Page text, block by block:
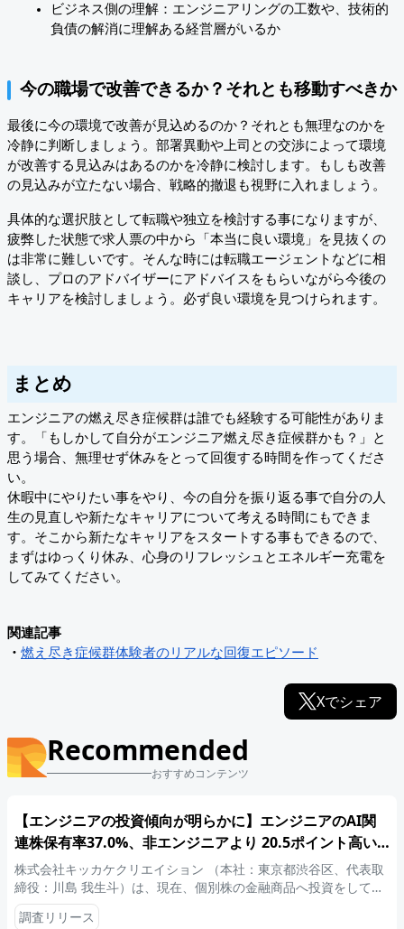
ビジネス側の理解：エンジニアリングの工数や、技術的
負債の解消に理解ある経営層がいるか
今の職場で改善できるか？それとも移動すべきか
最後に今の環境で改善が見込めるのか？それとも無理なのかを
冷静に判断しましょう。部署異動や上司との交渉によって環境
が改善する見込みはあるのかを冷静に検討します。もしも改善
の見込みが立たない場合、戦略的撤退も視野に入れましょう。
具体的な選択肢として転職や独立を検討する事になりますが、
疲弊した状態で求人票の中から「本当に良い環境」を見抜くの
は非常に難しいです。そんな時には転職エージェントなどに相
談し、プロのアドバイザーにアドバイスをもらいながら今後の
キャリアを検討しましょう。必ず良い環境を見つけられます。
まとめ
エンジニアの燃え尽き症候群は誰でも経験する可能性がありま
す。「もしかして自分がエンジニア燃え尽き症候群かも？」と
思う場合、無理せず休みをとって回復する時間を作ってくださ
い。
休暇中にやりたい事をやり、今の自分を振り返る事で自分の人
生の見直しや新たなキャリアについて考える時間にもできま
す。そこから新たなキャリアをスタートする事もできるので、
まずはゆっくり休み、心身のリフレッシュとエネルギー充電を
してみてください。
関連記事
・ 燃え尽き症候群体験者のリアルな回復エピソード
Xでシェア
Recommended
おすすめコンテンツ
【エンジニアの投資傾向が明らかに】エンジニアのAI関
連株保有率37.0%、非エンジニアより 20.5ポイント高い
結果に【職種によって異なる投資スタイルと成果を調査】
～技術者視点が生む独自の投資戦略が、比較調査で明らか
に～
株式会社キッカケクリエイション （本社：東京都渋谷区、代表取
締役：川島 我生斗）は、現在、個別株の金融商品へ投資をしてい
るITエンジニアと非エンジニア各200名を対象に、エンジニアと非
エンジニアの金融投資に関する比較調査を実施しましたので、お
調査リリース